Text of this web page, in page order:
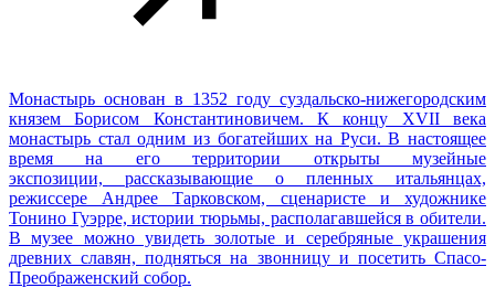
Монастырь основан в 1352 году суздальско-нижегородским
князем Борисом Константиновичем. К концу XVII века
монастырь стал одним из богатейших на Руси. В настоящее
время на его территории открыты музейные
экспозиции, рассказывающие о пленных итальянцах,
режиссере Андрее Тарковском, сценаристе и художнике
Тонино Гуэрре, истории тюрьмы, располагавшейся в обители.
В музее можно увидеть золотые и серебряные украшения
древних славян, подняться на звонницу и посетить Спасо-
Преображенский собор.